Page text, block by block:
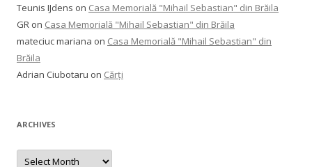
Teunis IJdens on Casa Memorială "Mihail Sebastian" din Brăila
GR on Casa Memorială "Mihail Sebastian" din Brăila
mateciuc mariana on Casa Memorială "Mihail Sebastian" din
Brăila
Adrian Ciubotaru on Cărți
ARCHIVES
Archives